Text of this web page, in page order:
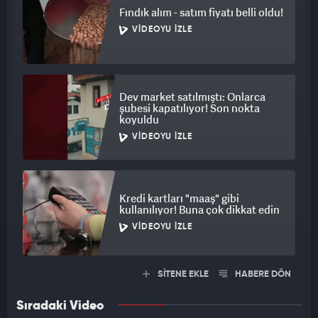
Fındık alım - satım fiyatı belli oldu!
VIDEOYU İZLE
Dev market satılmıştı: Onlarca
şubesi kapatılıyor! Son nokta
koyuldu
VIDEOYU İZLE
Kredi kartları "maaş" gibi
kullanılıyor! Buna çok dikkat edin
VIDEOYU İZLE
SİTENE EKLE HABERE DÖN
Sıradaki Video